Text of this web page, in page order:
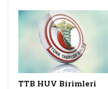
TTB HUV Birimleri